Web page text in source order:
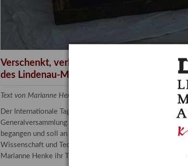
Kalender
Verschenkt, verkauft, vergessen? –
des Lindenau-Museums
Text von Marianne Henke, Provenienzforscherin am
Der Internationale Tag der Frauen und Mädchen in der
Generalversammlung der Vereinten Nationen beschlossen.
begangen und soll an die entscheidende Rolle erinnern, die
Wissenschaft und Technologie spielen. In ihrem
Marianne Henke ihr Tätigkeitsfeld vor.